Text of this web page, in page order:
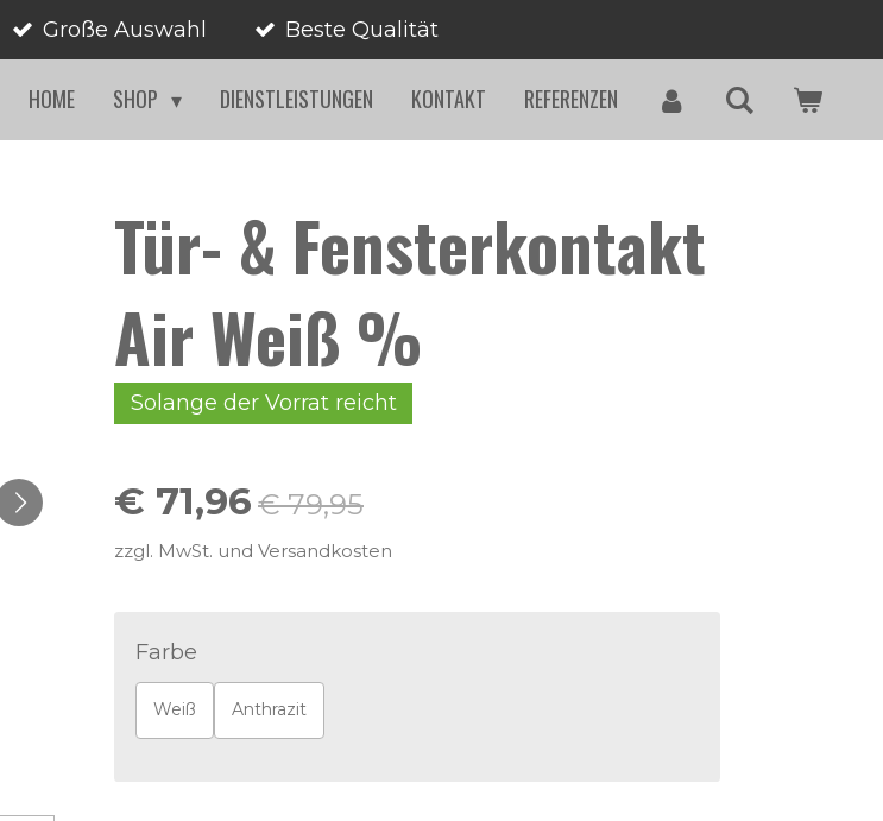
Große Auswahl Beste Qualität
HOME SHOP DIENSTLEISTUNGEN KONTAKT REFERENZEN
Tür- & Fensterkontakt
Air Weiß %
Solange der Vorrat reicht
€ 71,96 € 79,95
zzgl. MwSt. und Versandkosten
Farbe
Weiß Anthrazit